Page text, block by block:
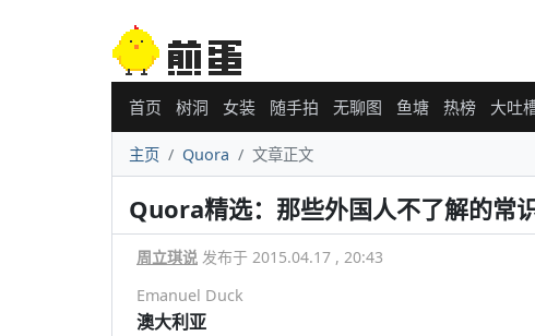
首页 树洞 女装 随手拍 无聊图 鱼塘 热榜 大吐
主页 Quora 文章正文
Quora精选：那些外国人不了解的常
周立琪说 发布于 2015.04.17 , 20:43
Emanuel Duck
澳大利亚